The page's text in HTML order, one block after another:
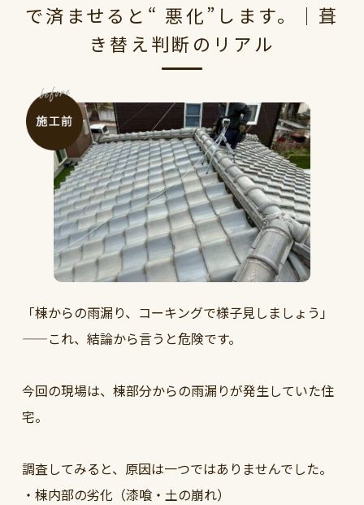
で済ませると“ 悪化”します。｜葺
き替え判断のリアル
「棟からの雨漏り、コーキングで様子見しましょう」
——これ、結論から言うと危険です。
今回の現場は、棟部分からの雨漏りが発生していた住
宅。
調査してみると、原因は一つではありませんでした。
・棟内部の劣化（漆喰・土の崩れ）